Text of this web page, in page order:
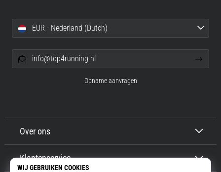
Over ons
Klantenservice
EUR - Nederland (Dutch)
info@top4running.nl
Opname aanvragen